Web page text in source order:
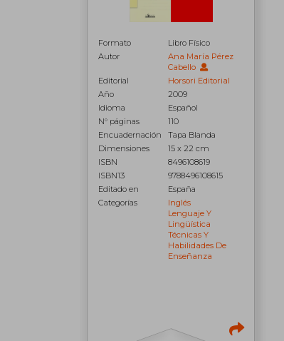
Formato
Libro Físico
Autor
Ana María Pérez
Cabello
Editorial
Horsori Editorial
Año
2009
Idioma
Español
N° páginas
110
Encuadernación
Tapa Blanda
Dimensiones
15 x 22 cm
ISBN
8496108619
ISBN13
9788496108615
Editado en
España
Categorías
Inglés
Lenguaje Y
Lingüística
Técnicas Y
Habilidades De
Enseñanza